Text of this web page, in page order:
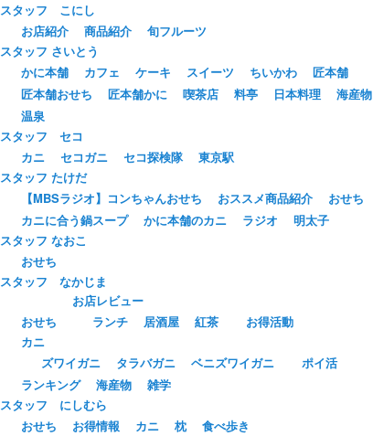
スタッフ こにし
お店紹介
商品紹介
旬フルーツ
スタッフ さいとう
かに本舗
カフェ ケーキ スイーツ ちいかわ
匠本舗
匠本舗おせち
匠本舗かに 喫茶店 料亭 日本料理
海産物
温泉
スタッフ セコ
カニ
セコガニ セコ探検隊
東京駅
スタッフ たけだ
【MBSラジオ】コンちゃんおせち
おススメ商品紹介
おせち
カニに合う鍋スープ
かに本舗のカニ ラジオ
明太子
スタッフ なおこ
おせち
スタッフ なかじま
おせち
お店レビュー
ランチ
居酒屋 紅茶
お得活動
カニ
ズワイガニ
タラバガニ ベニズワイガニ
ポイ活
ランキング
海産物
雑学
スタッフ にしむら
おせち
お得情報 カニ 枕
食べ歩き